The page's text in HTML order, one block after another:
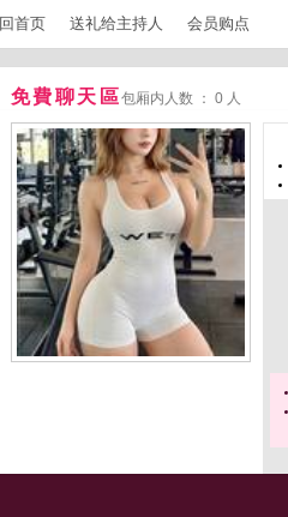
回首页 送礼给主持人 会员购点
免費聊天區包厢内人数 ： 0 人